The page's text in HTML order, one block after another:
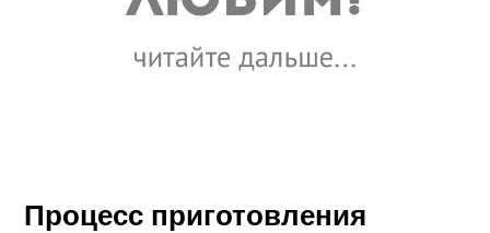
Процесс приготовления